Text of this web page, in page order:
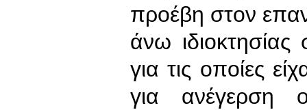
προέβη στον
άνω
για τις οποίες
για ανέγερση